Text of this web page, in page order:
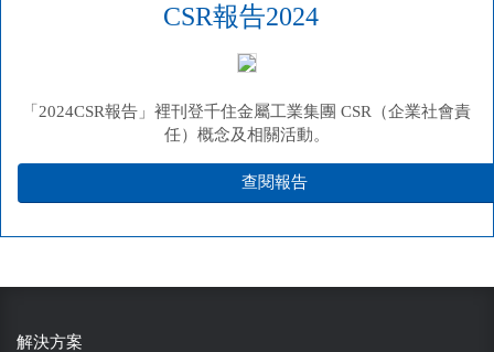
CSR報告2024
「2024CSR報告」裡刊登千住金屬工業集團 CSR（企業社會責
任）概念及相關活動。
查閱報告
解決方案